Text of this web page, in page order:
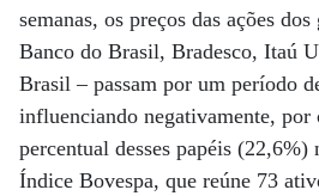
semanas, os preços das ações
Banco do Brasil, Bradesco, Itaú
Brasil – passam por um período
influenciando negativamente, por
percentual desses papéis
Índice Bovespa, que reúne 73